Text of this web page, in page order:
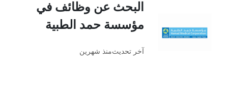
البحث عن وظائف في
مؤسسة حمد الطبية
آخر تحديثمنذ شهرين